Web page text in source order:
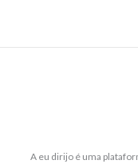
A eu dirijo é uma